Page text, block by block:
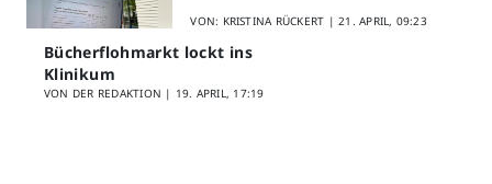
Schülerfeedback
VON: KRISTINA RÜCKERT |21. APRIL, 09:23
Bücherflohmarkt lockt ins
Klinikum
VON DER REDAKTION | 19. APRIL, 17:19